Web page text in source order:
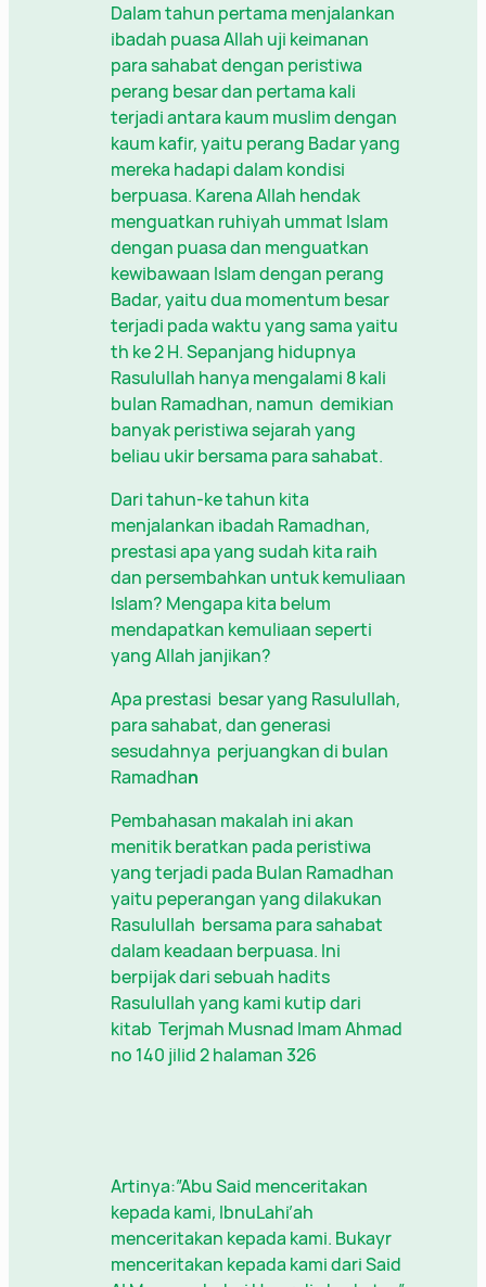
Dalam tahun pertama menjalankan
ibadah puasa Allah uji keimanan
para sahabat dengan peristiwa
perang besar dan pertama kali
terjadi antara kaum muslim dengan
kaum kafir, yaitu perang Badar yang
mereka hadapi dalam kondisi
berpuasa. Karena Allah hendak
menguatkan ruhiyah ummat Islam
dengan puasa dan menguatkan
kewibawaan Islam dengan perang
Badar, yaitu dua momentum besar
terjadi pada waktu yang sama yaitu
th ke 2 H. Sepanjang hidupnya
Rasulullah hanya mengalami 8 kali
bulan Ramadhan, namun demikian
banyak peristiwa sejarah yang
beliau ukir bersama para sahabat.
Dari tahun-ke tahun kita
menjalankan ibadah Ramadhan,
prestasi apa yang sudah kita raih
dan persembahkan untuk kemuliaan
Islam? Mengapa kita belum
mendapatkan kemuliaan seperti
yang Allah janjikan?
Apa prestasi besar yang Rasulullah,
para sahabat, dan generasi
sesudahnya perjuangkan di bulan
Ramadhan
Pembahasan makalah ini akan
menitik beratkan pada peristiwa
yang terjadi pada Bulan Ramadhan
yaitu peperangan yang dilakukan
Rasulullah bersama para sahabat
dalam keadaan berpuasa. Ini
berpijak dari sebuah hadits
Rasulullah yang kami kutip dari
kitab Terjmah Musnad Imam Ahmad
no 140 jilid 2 halaman 326
Artinya:”Abu Said menceritakan
kepada kami, IbnuLahi’ah
menceritakan kepada kami. Bukayr
menceritakan kepada kami dari Said